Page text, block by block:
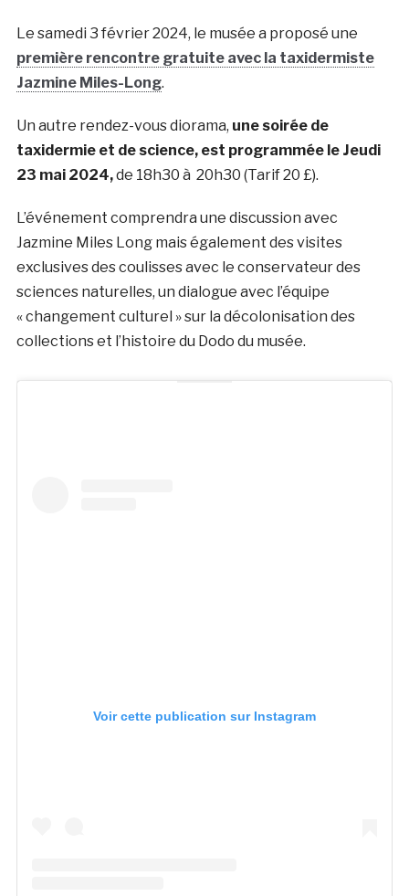
Le samedi 3 février 2024, le musée a proposé une
première rencontre gratuite avec la taxidermiste
Jazmine Miles-Long.
Un autre rendez-vous diorama, une soirée de
taxidermie et de science, est programmée le Jeudi
23 mai 2024,de 18h30 à 20h30 (Tarif 20 £).
L’événement comprendra une discussion avec
Jazmine Miles Long mais également des visites
exclusives des coulisses avec le conservateur des
sciences naturelles, un dialogue avec l’équipe
« changement culturel » sur la décolonisation des
collections et l’histoire du Dodo du musée.
Voir cette publication sur Instagram